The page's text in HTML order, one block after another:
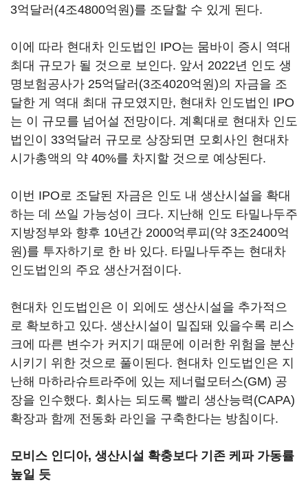
3억달러(4조4800억원)를 조달할 수 있게 된다.
이에 따라 현대차 인도법인 IPO는 뭄바이 증시 역대
최대 규모가 될 것으로 보인다. 앞서 2022년 인도 생
명보험공사가 25억달러(3조4020억원)의 자금을 조
달한 게 역대 최대 규모였지만, 현대차 인도법인 IPO
는 이 규모를 넘어설 전망이다. 계획대로 현대차 인도
법인이 33억달러 규모로 상장되면 모회사인 현대차
시가총액의 약 40%를 차지할 것으로 예상된다.
이번 IPO로 조달된 자금은 인도 내 생산시설을 확대
하는 데 쓰일 가능성이 크다. 지난해 인도 타밀나두주
지방정부와 향후 10년간 2000억루피(약 3조2400억
원)를 투자하기로 한 바 있다. 타밀나두주는 현대차
인도법인의 주요 생산거점이다.
현대차 인도법인은 이 외에도 생산시설을 추가적으
로 확보하고 있다. 생산시설이 밀집돼 있을수록 리스
크에 따른 변수가 커지기 때문에 이러한 위험을 분산
시키기 위한 것으로 풀이된다. 현대차 인도법인은 지
난해 마하라슈트라주에 있는 제너럴모터스(GM) 공
장을 인수했다. 회사는 되도록 빨리 생산능력(CAPA)
확장과 함께 전동화 라인을 구축한다는 방침이다.
모비스 인디아, 생산시설 확충보다 기존 케파 가동률
높일 듯